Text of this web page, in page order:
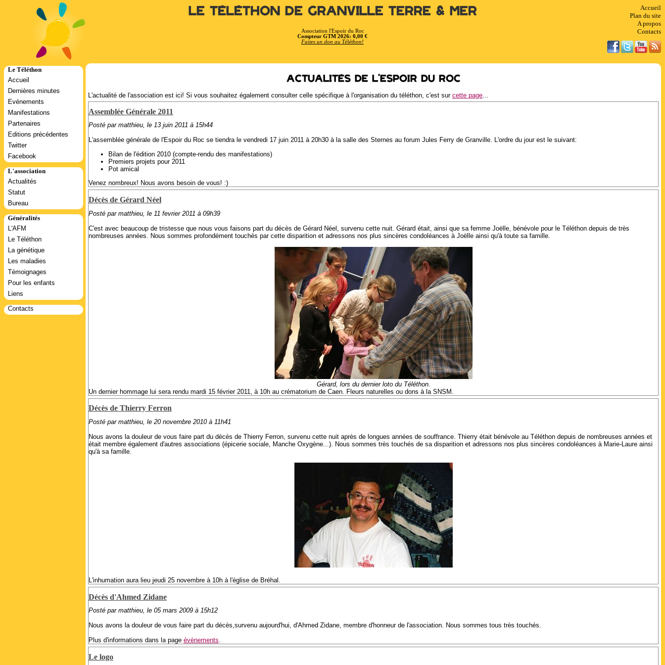
Accueil
Plan du site
A propos
Contacts
Le Téléthon de Granville Terre & Mer
Association l'Espoir du Roc
Compteur GTM 2026: 0,00 €
Faites un don au Téléthon!
Le Téléthon
Accueil
Dernières minutes
Evénements
Manifestations
Partenaires
Editions précédentes
Twitter
Facebook
L'association
Actualités
Statut
Bureau
Généralités
L'AFM
Le Téléthon
La génétique
Les maladies
Témoignages
Pour les enfants
Liens
Contacts
Actualités de l'Espoir du Roc
L'actualité de l'association est ici! Si vous souhaitez également consulter celle spécifique à l'organisation du téléthon, c'est sur cette page...
Assemblée Générale 2011
Posté par matthieu, le 13 juin 2011 à 15h44
L'assemblée générale de l'Espoir du Roc se tiendra le vendredi 17 juin 2011 à 20h30 à la salle des Sternes au forum Jules Ferry de Granville. L'ordre du jour est le suivant:
Bilan de l'édition 2010 (compte-rendu des manifestations)
Premiers projets pour 2011
Pot amical
Venez nombreux! Nous avons besoin de vous! :)
Décès de Gérard Néel
Posté par matthieu, le 11 fevrier 2011 à 09h39
C'est avec beaucoup de tristesse que nous vous faisons part du décès de Gérard Néel, survenu cette nuit. Gérard était, ainsi que sa femme Joëlle, bénévole pour le Téléthon depuis de très
nombreuses années. Nous sommes profondément touchés par cette disparition et adressons nos plus sincères condoléances à Joëlle ainsi qu'à toute sa famille.
Gérard, lors du dernier loto du Téléthon.
Un dernier hommage lui sera rendu mardi 15 février 2011, à 10h au crématorium de Caen. Fleurs naturelles ou dons à la SNSM.
Décès de Thierry Ferron
Posté par matthieu, le 20 novembre 2010 à 11h41
Nous avons la douleur de vous faire part du décès de Thierry Ferron, survenu cette nuit après de longues années de souffrance. Thierry était bénévole au Téléthon depuis de nombreuses années et
était membre également d'autres associations (épicerie sociale, Manche Oxygène...). Nous sommes très touchés de sa disparition et adressons nos plus sincères condoléances à Marie-Laure ainsi
qu'à sa famille.
L'inhumation aura lieu jeudi 25 novembre à 10h à l'église de Bréhal.
Décès d'Ahmed Zidane
Posté par matthieu, le 05 mars 2009 à 15h12
Nous avons la douleur de vous faire part du décès,survenu aujourd'hui, d'Ahmed Zidane, membre d'honneur de l'association. Nous sommes tous très touchés.
Plus d'informations dans la page évènements.
Le logo